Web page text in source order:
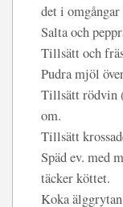
det i
Salta och
Tillsätt och
Pudra mjöl
Tillsätt rödvin
om.
Tillsätt
Späd ev. med
täcker köttet.
Koka